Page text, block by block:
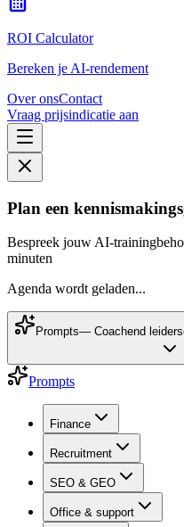
ROI Calculator
Bereken je AI-rendement
Over onsContact
Vraag prijsindicatie aan
Plan een
Bespreek jouw AI-
minuten
Agenda wordt geladen...
Prompts— Coachend
Prompts
Finance
Recruitment
SEO & GEO
Office & support